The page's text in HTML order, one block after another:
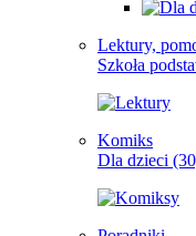
Lektury,
Szkoła
Komiks
Dla dzieci